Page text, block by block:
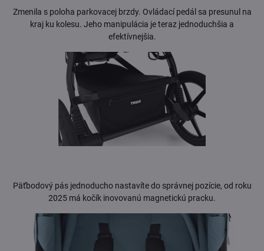
Zmenila s poloha parkovacej brzdy. Ovládací pedál sa presunul na
kraj ku kolesu. Jeho manipulácia je teraz jednoduchšia a
efektívnejšia.
Päťbodový pás jednoducho nastavíte do správnej pozície, od roku
2025 má kočík inovovanú magnetickú pracku.